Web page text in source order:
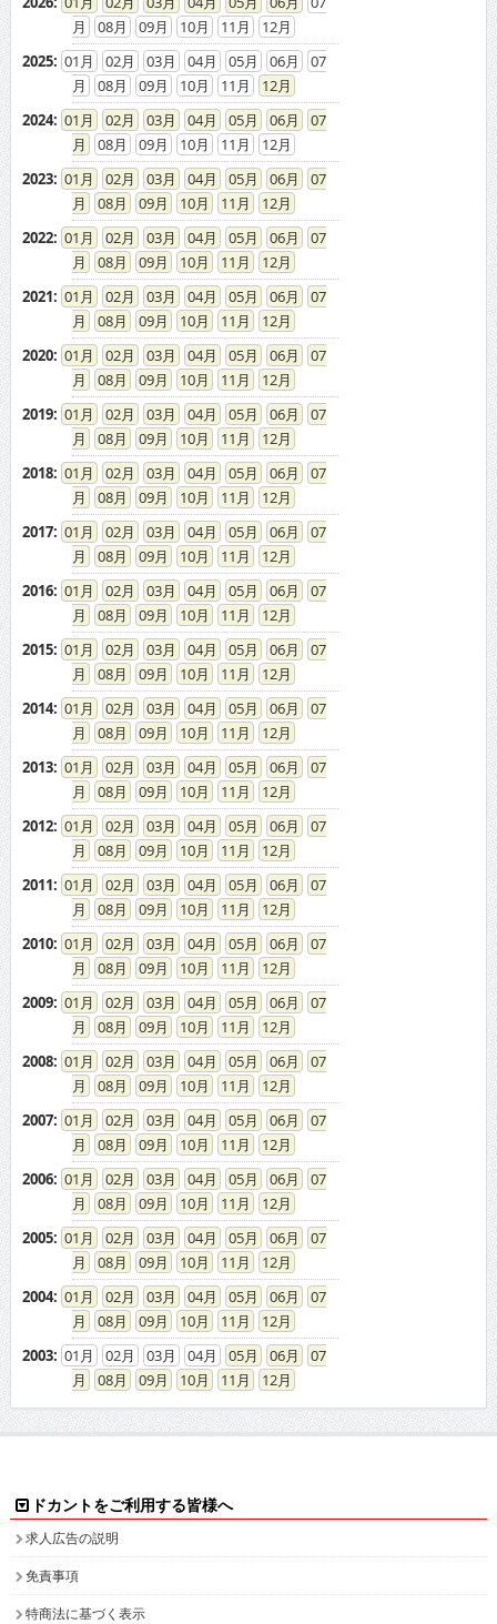
08
09 10 11
12
2025: 01 02 03 04 05 06
07
08
09 10 11
12
2024: 01 02 03 04 05 06
07
08
09 10 11
12
2023: 01 02 03 04 05 06
07
08
09 10 11
12
2022: 01 02 03 04 05 06
07
08
09 10 11
12
2021: 01 02 03 04 05 06
07
08
09 10 11
12
2020: 01 02 03 04 05 06
07
08
09 10 11
12
2019: 01 02 03 04 05 06
07
08
09 10 11
12
2018: 01 02 03 04 05 06
07
08
09 10 11
12
2017: 01 02 03 04 05 06
07
08
09 10 11
12
2016: 01 02 03 04 05 06
07
08
09 10 11
12
2015: 01 02 03 04 05 06
07
08
09 10 11
12
2014: 01 02 03 04 05 06
07
08
09 10 11
12
2013: 01 02 03 04 05 06
07
08
09 10 11
12
2012: 01 02 03 04 05 06
07
08
09 10 11
12
2011: 01 02 03 04 05 06
07
08
09 10 11
12
2010: 01 02 03 04 05 06
07
08
09 10 11
12
2009: 01 02 03 04 05 06
07
08
09 10 11
12
2008: 01 02 03 04 05 06
07
08
09 10 11
12
2007: 01 02 03 04 05 06
07
08
09 10 11
12
2006: 01 02 03 04 05 06
07
08
09 10 11
12
2005: 01 02 03 04 05 06
07
08
09 10 11
12
2004: 01 02 03 04 05 06
07
08
09 10 11
12
2003: 01 02 03 04 05 06
07
08
09 10 11 12
ドカントをご利用する皆様へ
求人広告の説明
免責事項
特商法に基づく表示